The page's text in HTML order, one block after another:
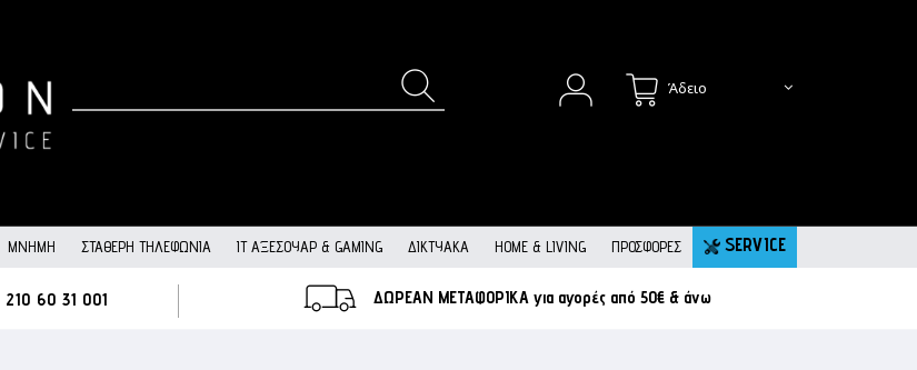
Άδειο
ΜΝΉΜΗ ΣΤΑΘΕΡΉ ΤΗΛΕΦΩΝΊΑ IT ΑΞΕΣΟΥΆΡ & GAMING ΔΙΚΤΥΑΚΆ HOME & LIVING ΠΡΟΣΦΟΡΕΣ SERVICE
210 60 31 001 ΔΩΡΕΑΝ ΜΕΤΑΦΟΡΙΚΑ για αγορές από 50€ & άνω